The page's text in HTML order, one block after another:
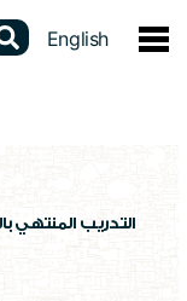
المشاركات
English
التدريب المنتهي